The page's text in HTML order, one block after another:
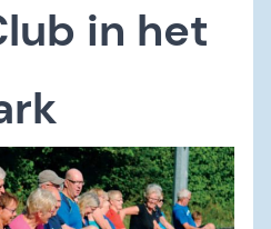
in het